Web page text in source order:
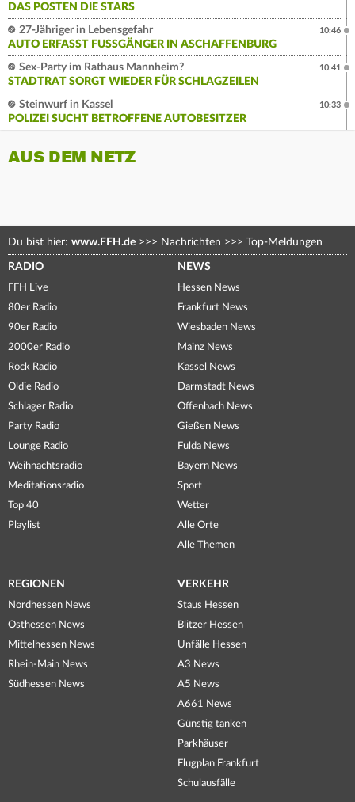
DAS POSTEN DIE STARS
27-Jähriger in Lebensgefahr
AUTO ERFASST FUSSGÄNGER IN ASCHAFFENBURG
10:46
Sex-Party im Rathaus Mannheim?
STADTRAT SORGT WIEDER FÜR SCHLAGZEILEN
10:41
Steinwurf in Kassel
POLIZEI SUCHT BETROFFENE AUTOBESITZER
10:33
AUS DEM NETZ
Du bist hier: www.FFH.de >>> Nachrichten >>> Top-Meldungen
RADIO
FFH Live
80er Radio
90er Radio
2000er Radio
Rock Radio
Oldie Radio
Schlager Radio
Party Radio
Lounge Radio
Weihnachtsradio
Meditationsradio
Top 40
Playlist
NEWS
Hessen News
Frankfurt News
Wiesbaden News
Mainz News
Kassel News
Darmstadt News
Offenbach News
Gießen News
Fulda News
Bayern News
Sport
Wetter
Alle Orte
Alle Themen
REGIONEN
Nordhessen News
Osthessen News
Mittelhessen News
Rhein-Main News
Südhessen News
VERKEHR
Staus Hessen
Blitzer Hessen
Unfälle Hessen
A3 News
A5 News
A661 News
Günstig tanken
Parkhäuser
Flugplan Frankfurt
Schulausfälle